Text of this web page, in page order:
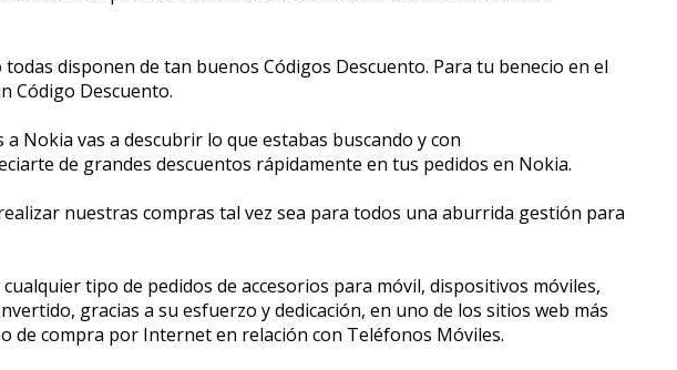
disponen de tan buenos Códigos Descuento. Para tu beneficio en el
Código Descuento.
Nokia vas a descubrir lo que estabas buscando y con
de grandes descuentos rápidamente en tus pedidos en Nokia.
nuestras compras tal vez sea para todos una aburrida gestión para
tipo de pedidos de accesorios para móvil, dispositivos móviles,
gracias a su esfuerzo y dedicación, en uno de los sitios web más
de compra por Internet en relación con Teléfonos Móviles.